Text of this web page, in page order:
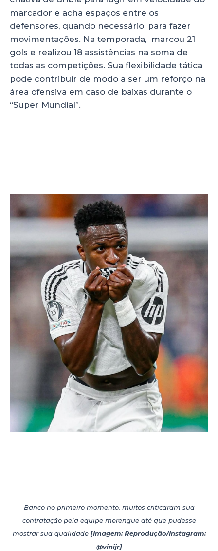
marcador e acha espaços entre os
defensores, quando necessário, para fazer
movimentações. Na temporada, marcou 21
gols e realizou 18 assistências na soma de
todas as competições. Sua flexibilidade tática
pode contribuir de modo a ser um reforço na
área ofensiva em caso de baixas durante o
“Super Mundial”.
Banco no primeiro momento, muitos criticaram sua
contratação pela equipe merengue até que pudesse
mostrar sua qualidade [Imagem: Reprodução/Instagram:
@vinijr]